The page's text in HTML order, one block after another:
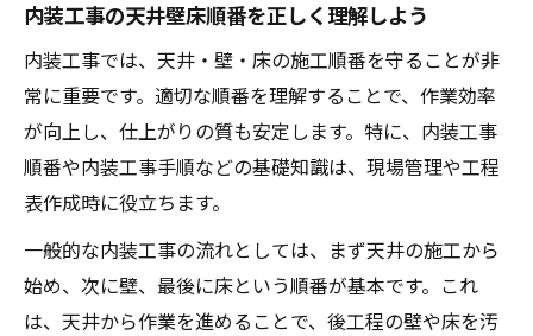
内装工事の天井壁床順番を正しく理解しよう
内装工事では、天井・壁・床の施工順番を守ることが非
常に重要です。適切な順番を理解することで、作業効率
が向上し、仕上がりの質も安定します。特に、内装工事
順番や内装工事手順などの基礎知識は、現場管理や工程
表作成時に役立ちます。
一般的な内装工事の流れとしては、まず天井の施工から
始め、次に壁、最後に床という順番が基本です。これ
は、天井から作業を進めることで、後工程の壁や床を汚